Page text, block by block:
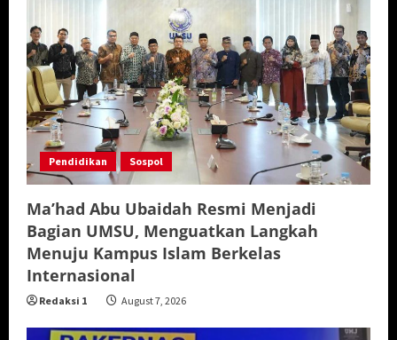
Pendidikan Sospol
Ma’had Abu Ubaidah Resmi Menjadi
Bagian UMSU, Menguatkan Langkah
Menuju Kampus Islam Berkelas
Internasional
Redaksi 1 August 7, 2026